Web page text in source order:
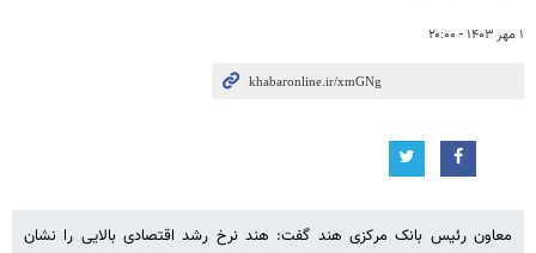
۱ مهر ۱۴۰۳ - ۲۰:۰۰
معاون رئیس بانک مرکزی هند گفت: هند نرخ رشد اقتصادی بالایی را نشان